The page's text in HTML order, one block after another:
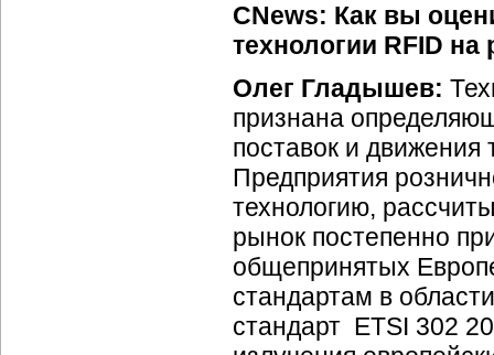
CNews: Как вы
технологии RFID
Олег Гладышев:
признана
поставок и
Предприятия
технологию,
рынок постепенно
общепринятых
стандартам в
стандарт ETSI 302